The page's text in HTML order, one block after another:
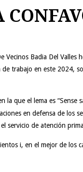
Vecinos Badia Del Valles
trabajo en este 2024,
la que el lema es “Sense
en defensa de los
servicio de atención
i, en el mejor de los